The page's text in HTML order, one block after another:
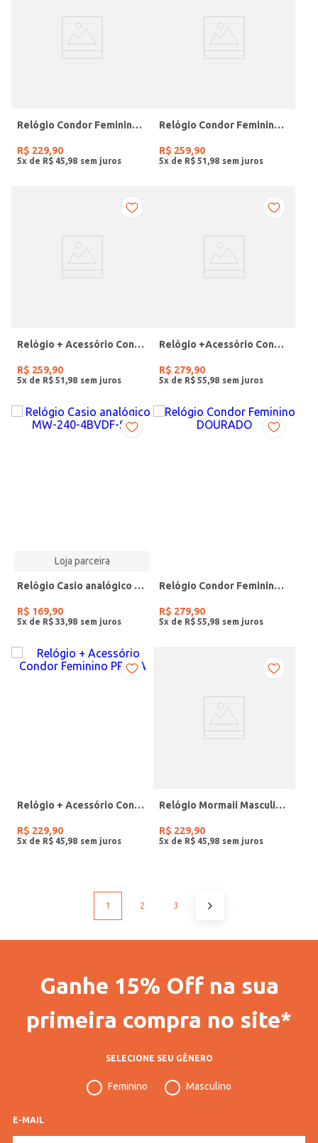
Relógio Condor Feminino PRATA
R$ 229,90
5x de R$ 45 98
Relógio Condor Feminino DOURADO
R$ 259,90
5x de R$ 51 98
Relógio + Acessório Condor Feminino PRATA
R$ 259,90
5x de R$ 51 98
Relógio +Acessório Condor Feminino DOURADO
R$ 279,90
5x de R$ 55 98
Loja parceira
Relógio Casio analógico MW-240-4BVDF-SC
R$ 169,90
5x de R$ 33 98
Relógio Condor Feminino DOURADO
R$ 279,90
5x de R$ 55 98
Relógio + Acessório Condor Feminino PRATA
R$ 229,90
5x de R$ 45 98
Relógio Mormaii Masculino PRETO
R$ 229,90
5x de R$ 45 98
1 2 3
Ganhe 15% Off na sua
primeira compra no site*
SELECIONE SEU GÊNERO
Feminino Masculino
E-MAIL